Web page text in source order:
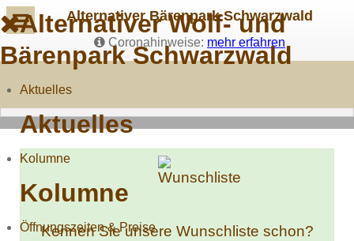
Alternativer Bärenpark Schwarzwald
Coronahinweise: mehr erfahren
Alternativer Wolf- und
Bärenpark Schwarzwald
Aktuelles
Aktuelles
Kolumne
Kolumne
Öffnungszeiten & Preise
Kennen Sie unsere Wunschliste schon?